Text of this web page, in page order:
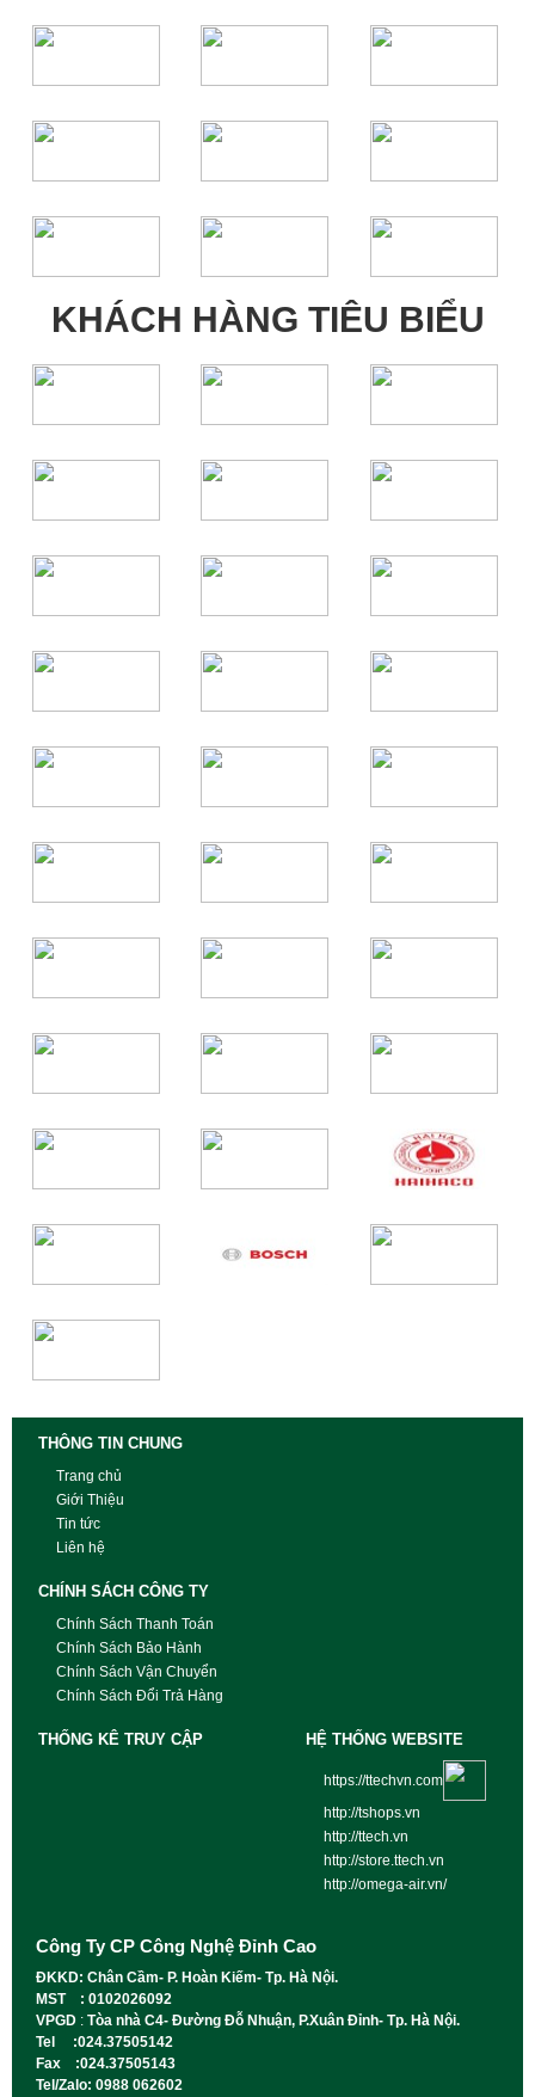
KHÁCH HÀNG TIÊU BIỂU
THÔNG TIN CHUNG
Trang chủ
Giới Thiệu
Tin tức
Liên hệ
CHÍNH SÁCH CÔNG TY
Chính Sách Thanh Toán
Chính Sách Bảo Hành
Chính Sách Vận Chuyển
Chính Sách Đổi Trả Hàng
THỐNG KÊ TRUY CẬP HỆ THỐNG WEBSITE
https://ttechvn.com
http://tshops.vn
http://ttech.vn
http://store.ttech.vn
http://omega-air.vn/
Công Ty CP Công Nghệ Đỉnh Cao
ĐKKD: Chân Cầm- P. Hoàn Kiếm- Tp. Hà Nội.
MST : 0102026092
VPGD : Tòa nhà C4- Đường Đỗ Nhuận, P.Xuân Đỉnh- Tp. Hà Nội.
Tel :024.37505142
Fax :024.37505143
Tel/Zalo: 0988 062602